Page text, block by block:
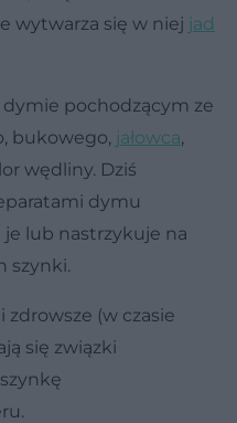
wytwarza się w niej jad
dymie pochodzącym ze
bukowego, jałowca,
wędliny. Dziś
dymu
je lub nastrzykuje na
szynki.
(w czasie
się związki